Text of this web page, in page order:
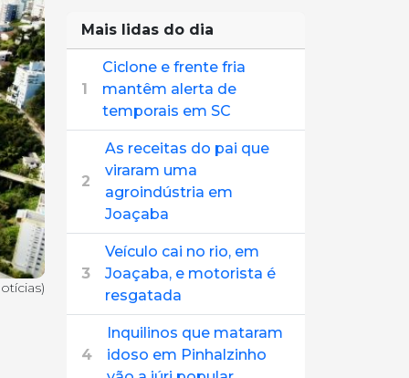
Mais lidas do dia
1
Ciclone e frente fria
mantêm alerta de
temporais em SC
2
As receitas do pai que
viraram uma
agroindústria em
Joaçaba
3
Veículo cai no rio, em
Joaçaba, e motorista é
resgatada
4
Inquilinos que mataram
idoso em Pinhalzinho